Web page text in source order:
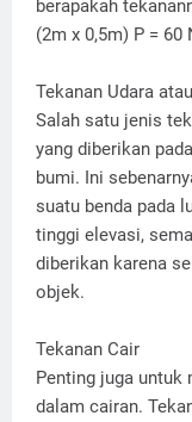
berapakah
(2m x 0,5m) P = 60
Tekanan Udara
Salah satu jenis
yang diberikan
bumi. Ini
suatu benda pada
tinggi elevasi,
diberikan karena
objek.
Tekanan Cair
Penting juga untuk
dalam cairan.